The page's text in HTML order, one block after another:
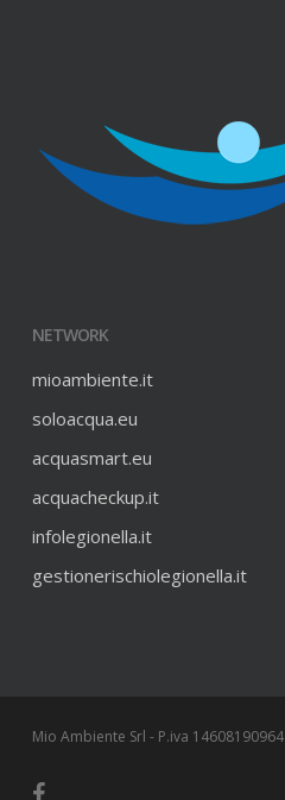
NETWORK
mioambiente.it
soloacqua.eu
acquasmart.eu
acquacheckup.it
infolegionella.it
gestionerischiolegionella.it
Mio Ambiente Srl - P.iva 14608190964
facebook